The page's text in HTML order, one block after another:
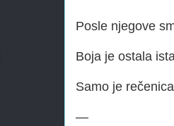
Posle njegove
Boja je ostala
Samo je
—